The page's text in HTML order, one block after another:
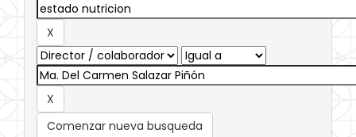
Comenzar nueva busqueda